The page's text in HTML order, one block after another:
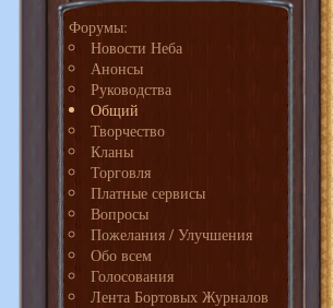
Форумы:
Новости Неба
Анонсы
Руководства
Общий
Творчество
Кланы
Торговля
Платные сервисы
Вопросы
Пожелания / Улучшения
Обо всем
Голосования
Лента Бортовых Журналов